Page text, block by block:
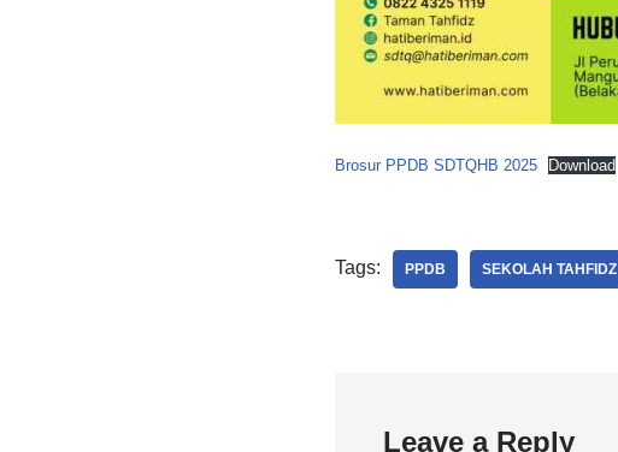
Brosur PPDB SDTQHB 2025 Download
Tags: PPDB SEKOLAH TAHFIDZ
Leave a Reply